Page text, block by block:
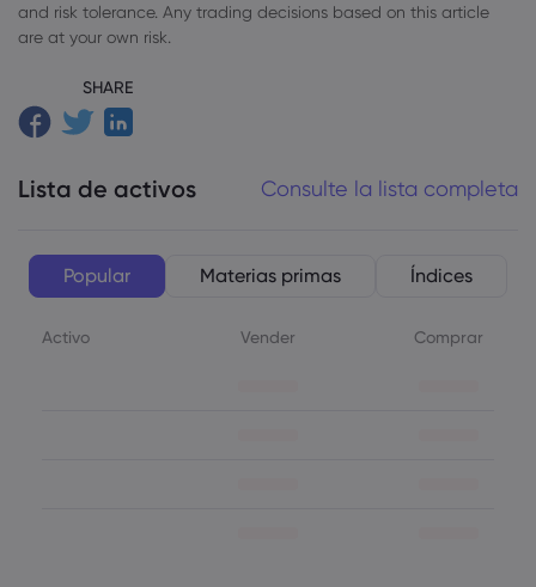
and risk tolerance. Any trading decisions based on this article
are at your own risk.
SHARE
Lista de activos Consulte la lista completa
Popular Materias primas Índices
Activo Vender Comprar